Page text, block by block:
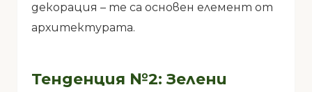
декорация – те са основен елемент от
архитектурата.
Тенденция №2: Зелени